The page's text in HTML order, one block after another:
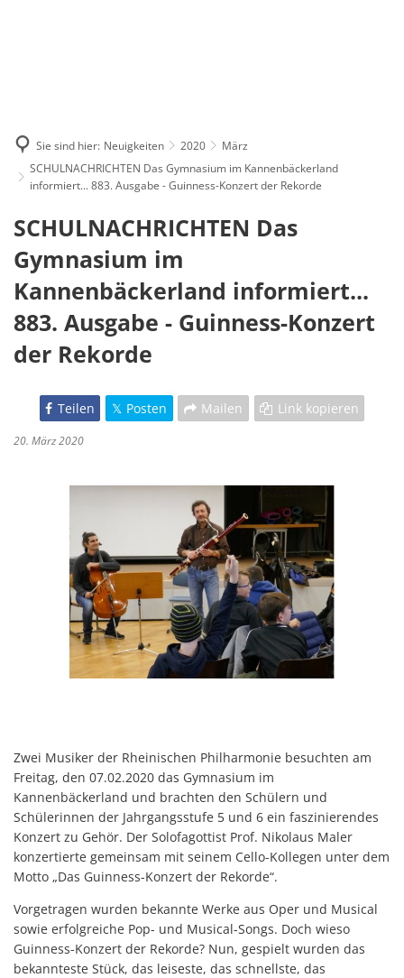
Sie sind hier: Neuigkeiten 2020
März
SCHULNACHRICHTEN Das Gymnasium im Kannenbäckerland
informiert... 883. Ausgabe - Guinness-Konzert der Rekorde
SCHULNACHRICHTEN Das
Gymnasium im
Kannenbäckerland informiert...
883. Ausgabe - Guinness-Konzert
der Rekorde
Teilen Posten Mailen Link kopieren
20. März 2020
Zwei Musiker der Rheinischen Philharmonie besuchten am
Freitag, den 07.02.2020 das Gymnasium im
Kannenbäckerland und brachten den Schülern und
Schülerinnen der Jahrgangsstufe 5 und 6 ein faszinierendes
Konzert zu Gehör. Der Solofagottist Prof. Nikolaus Maler
konzertierte gemeinsam mit seinem Cello-Kollegen unter dem
Motto „Das Guinness-Konzert der Rekorde“.
Vorgetragen wurden bekannte Werke aus Oper und Musical
sowie erfolgreiche Pop- und Musical-Songs. Doch wieso
Guinness-Konzert der Rekorde? Nun, gespielt wurden das
bekannteste Stück, das leiseste, das schnellste, das